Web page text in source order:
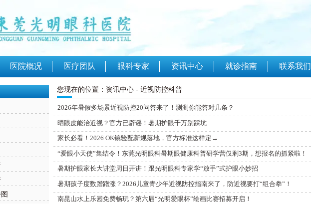
医院概况 医疗团队 眼科专家 资讯中心 就诊指南 联系我们
您现在的位置：资讯中心 - 近视防控科普
2026年暑假多场景近视防控20问答来了！测测你能答对几条？
晒眼皮能治近视？官方已辟谣！暑期护眼千万别踩坑
家长必看！2026 OK镜验配新规落地，官方标准这样定→
“爱眼小天使”集结令！东莞光明眼科暑期眼健康科普研学营仅剩3期，想报名的抓紧啦！
暑期护眼家长大讲堂周日开讲！跟光明眼科专家学“放手”式护眼小妙招
暑期孩子度数蹭蹭涨？2026儿童青少年近视防控指南来了，防近视要打“组合拳”！
南昆山水上乐园免费畅玩？第六届“光明爱眼杯”绘画比赛招募开启！